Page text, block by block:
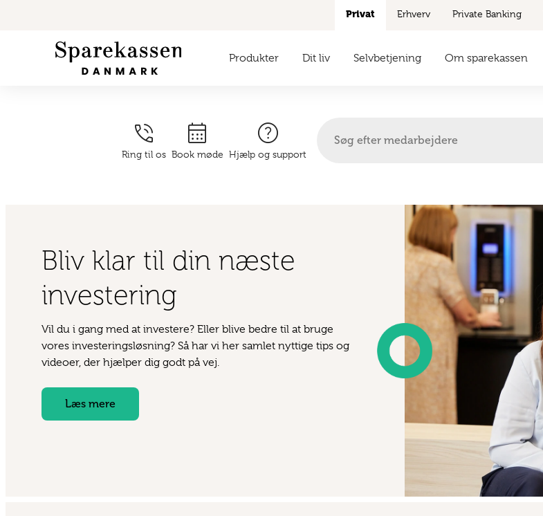
Privat Erhverv Private Banking
Produkter Dit liv Selvbetjening Om sparekassen
help
Hjælp og support
calendar_month
Book møde
phone_in_talk
Ring til os
Bliv klar til din næste
investering
Vil du i gang med at investere? Eller blive bedre til at bruge
vores investeringsløsning? Så har vi her samlet nyttige tips og
videoer, der hjælper dig godt på vej.
Læs mere